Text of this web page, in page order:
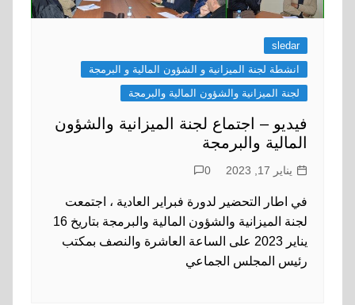
sledar
انشطة لجنة الميزانية و الشؤون المالية و البرمجة
لجنة الميزانية والشؤون المالية والبرمجة
فيديو – اجتماع لجنة الميزانية والشؤون
المالية والبرمجة
يناير 17, 2023 0
في اطار التحضير لدورة فبراير العادية ، اجتمعت
لجنة الميزانية والشؤون المالية والبرمجة بتاريخ 16
يناير 2023 على الساعة العاشرة والنصف بمكتب
رئيس المجلس الجماعي